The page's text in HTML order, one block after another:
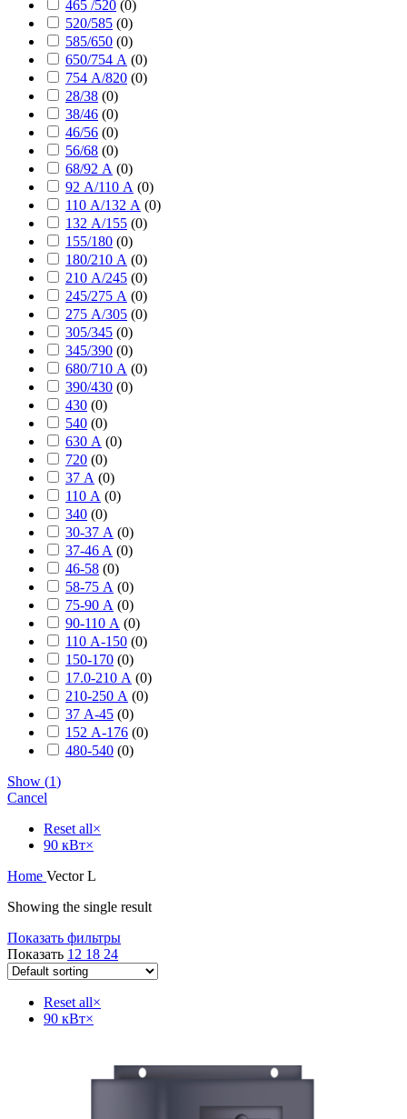
465 /520 (0)
520/585 (0)
585/650 (0)
650/754 А (0)
754 А/820 (0)
28/38 (0)
38/46 (0)
46/56 (0)
56/68 (0)
68/92 А (0)
92 А/110 А (0)
110 А/132 А (0)
132 А/155 (0)
155/180 (0)
180/210 А (0)
210 А/245 (0)
245/275 А (0)
275 А/305 (0)
305/345 (0)
345/390 (0)
680/710 А (0)
390/430 (0)
430 (0)
540 (0)
630 А (0)
720 (0)
37 А (0)
110 А (0)
340 (0)
30-37 А (0)
37-46 A (0)
46-58 (0)
58-75 А (0)
75-90 А (0)
90-110 А (0)
110 А-150 (0)
150-170 (0)
17.0-210 А (0)
210-250 А (0)
37 А-45 (0)
152 А-176 (0)
480-540 (0)
Show (1)
Cancel
Reset all×
90 кВт×
Home Vector L
Showing the single result
Показать фильтры
Показать 12 18 24
Reset all×
90 кВт×